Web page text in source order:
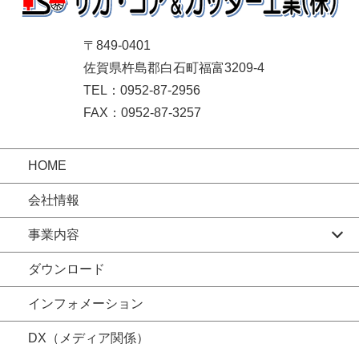
〒849-0401
佐賀県杵島郡白石町福富3209-4
TEL：0952-87-2956
FAX：0952-87-3257
HOME
会社情報
事業内容
ダウンロード
インフォメーション
DX（メディア関係）